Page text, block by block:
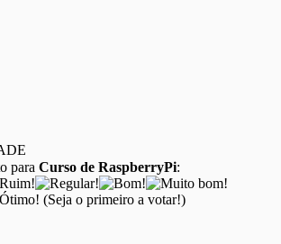
para Curso de RaspberryPi:
(Seja o primeiro a votar!)